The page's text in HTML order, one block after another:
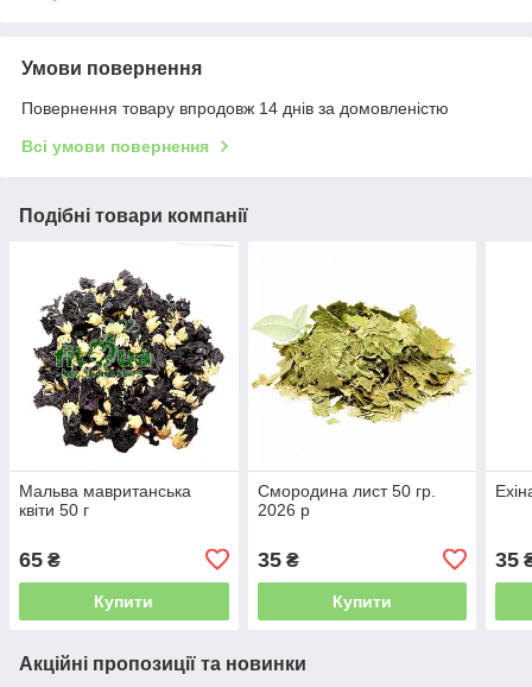
Умови повернення
Повернення товару впродовж 14 днів за домовленістю
Всі умови повернення
Подібні товари компанії
Мальва мавританська
квіти 50 г
65 ₴
Купити
Смородина лист 50 гр.
2026 р
35₴
Купити
35
Акційні пропозиції та новинки